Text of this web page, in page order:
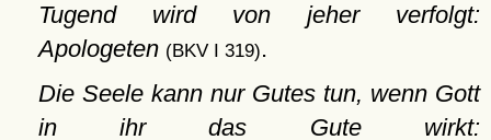
Tugend wird von jeher verfolgt:
Apologeten (BKV I 319).
Die Seele kann nur Gutes tun, wenn Gott
in ihr das Gute wirkt: